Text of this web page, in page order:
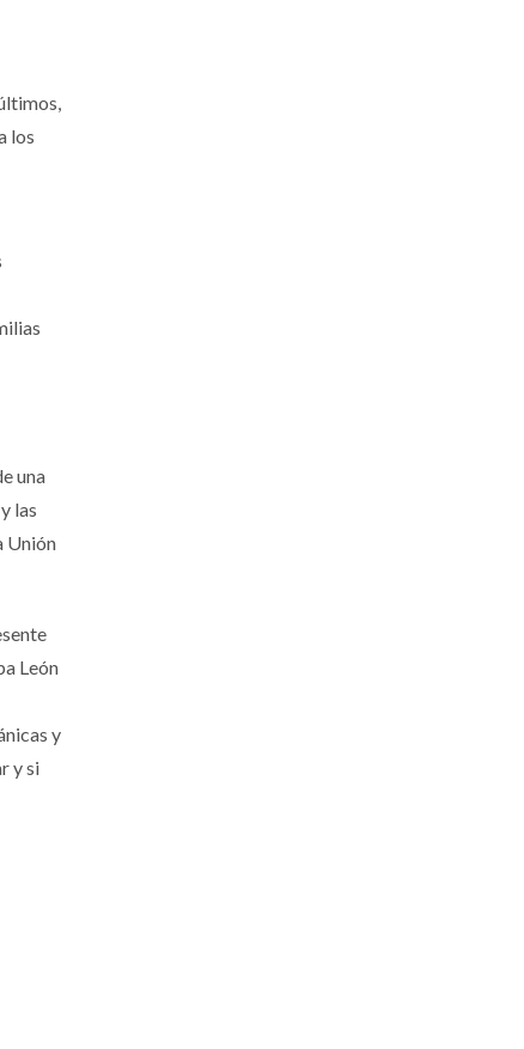
los
una
las
Unión
León
y
y si